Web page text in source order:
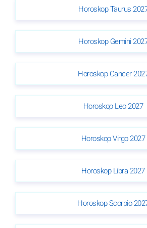
Horoskop Taurus
Horoskop Gemini
Horoskop Cancer
Horoskop Leo 2027
Horoskop Virgo 2027
Horoskop Libra 2027
Horoskop Scorpio